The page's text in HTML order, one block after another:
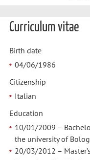
Curriculum vitae
Birth date
04/06/1986
Citizenship
Italian
Education
10/01/2009 –
the university of
20/03/2012 –